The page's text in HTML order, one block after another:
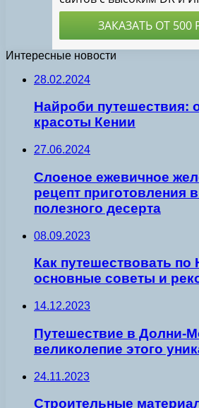
Интересные новости
28.02.2024
Найроби путешествия:
красоты Кении
27.06.2024
Слоеное ежевичное
рецепт приготовления
полезного десерта
08.09.2023
Как путешествовать
основные советы и
14.12.2023
Путешествие в Долни-
великолепие этого
24.11.2023
Строительные